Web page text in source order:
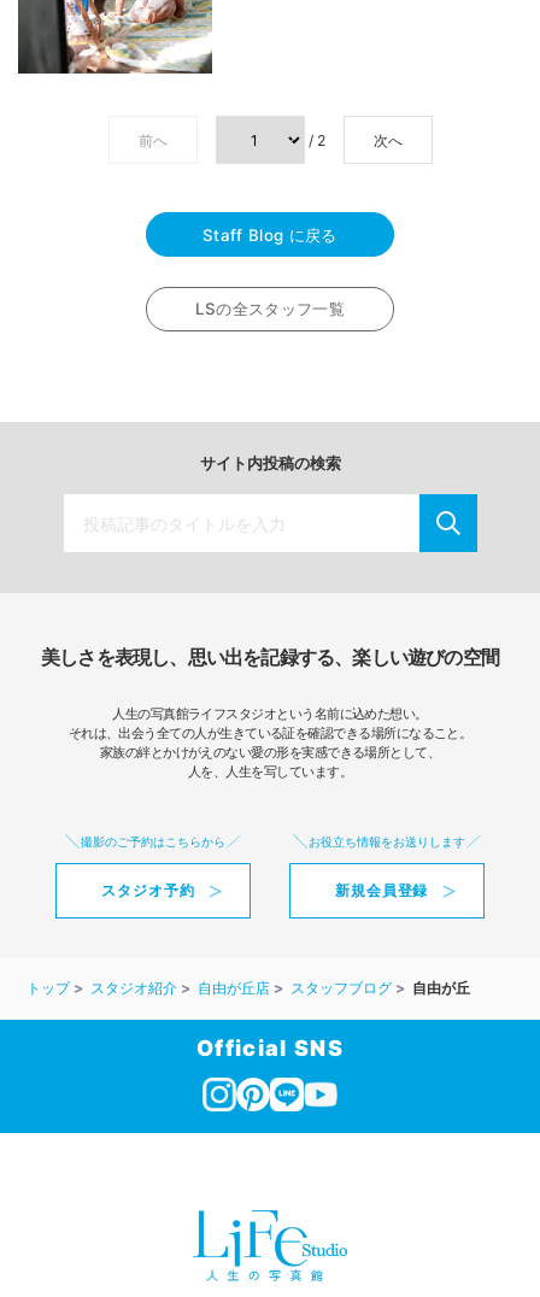
前へ / 2 次へ
Staff Blog に戻る
LSの全スタッフ一覧
サイト内投稿の検索
美しさを表現し、思い出を記録する、楽しい遊びの空間
人生の写真館ライフスタジオという名前に込めた想い。
それは、出会う全ての人が生きている証を確認できる場所になること。
家族の絆とかけがえのない愛の形を実感できる場所として、
人を、人生を写しています。
撮影のご予約はこちらから
スタジオ予約
お役立ち情報をお送りします
新規会員登録
トップ スタジオ紹介 自由が丘店 スタッフブログ 自由が丘
Official SNS